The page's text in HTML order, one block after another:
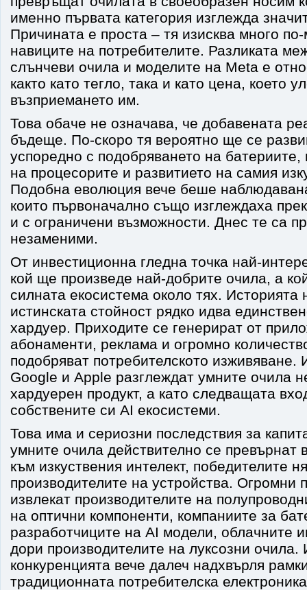
именно първата категория изглежда
Причината е проста – тя изисква много
навиците на потребителите. Разликата
слънчеви очила и моделите на Meta е
както като тегло, така и като цена, което
възприемането им.
Това обаче не означава, че добавената
бъдеще. По-скоро тя вероятно ще се
успоредно с подобряването на
на процесорите и развитието на самия
Подобна еволюция вече беше
които първоначално също изглеждаха
и с ограничени възможности. Днес те са
незаменими.
От инвестиционна гледна точка най-
кой ще произведе най-добрите очила, а
силната екосистема около тях. Историята
истинската стойност рядко идва
хардуер. Приходите се генерират от
абонаменти, реклама и огромно
подобряват потребителското
Google и Apple разглеждат умните очила
хардуерен продукт, а като следващата
собствените си AI екосистеми.
Това има и сериозни последствия за
умните очила действително се превърнат
към изкуствения интелект, победителите
производителите на устройства. Огромни
извлекат производителите на
на оптични компоненти, компаниите за
разработчиците на AI модели, облачните
дори производителите на луксозни очила.
конкуренцията вече далеч надхвърля
традиционната потребителска